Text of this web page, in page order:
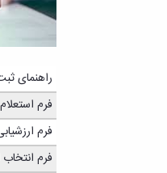
راهنمای
فرم
فرم
فرم انتخاب